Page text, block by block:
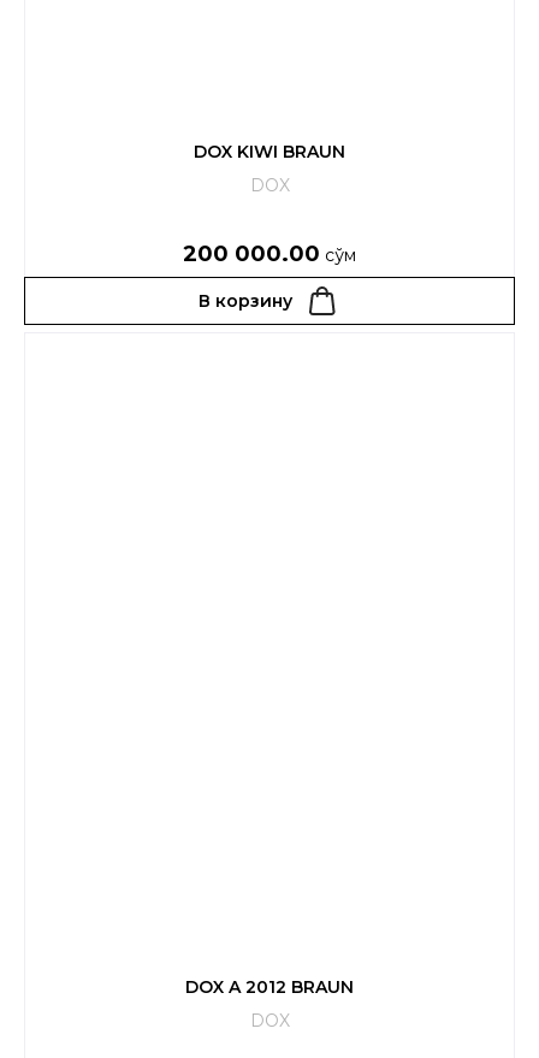
DOX KIWI BRAUN
DOX
200 000.00 сўм
В корзину
DOX A 2012 BRAUN
DOX